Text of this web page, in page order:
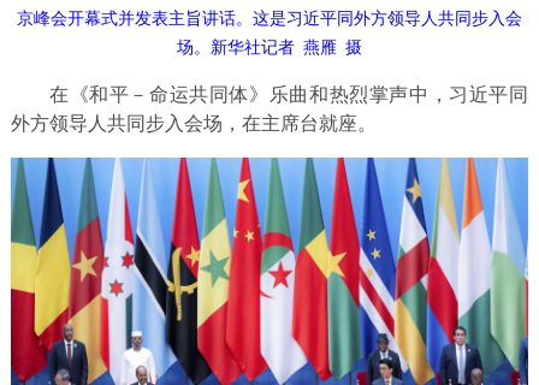
京峰会开幕式并发表主旨讲话。这是习近平同外方领导人共同步入会
场。新华社记者 燕雁 摄
在《和平－命运共同体》乐曲和热烈掌声中，习近平同
外方领导人共同步入会场，在主席台就座。